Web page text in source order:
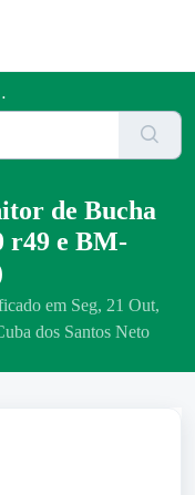
de Bucha
r49 e BM-
em Seg, 21 Out,
dos Santos Neto